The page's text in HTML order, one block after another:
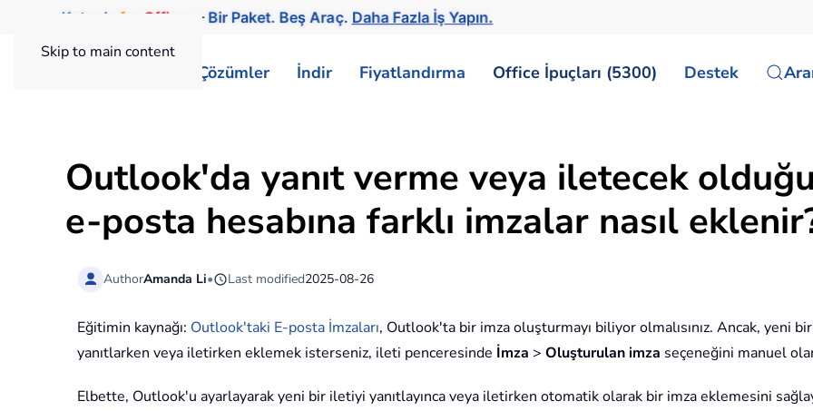
Skip to main content
Kutools for Office — Bir Paket. Beş Araç. Daha Fazla İş Yapın.
Çözümler İndir Fiyatlandırma Office İpuçları (5300) Destek
Outlook'da yanıt verme veya iletecek
e-posta hesabına farklı imzalar nasıl
AuthorAmanda Li• Last modified2025-08-26
Eğitimin kaynağı: Outlook'taki E-posta İmzaları, Outlook'ta bir imza oluşturmayı biliyor olmalısınız. Ancak, yeni
yanıtlarken veya iletirken eklemek isterseniz, ileti penceresinde İmza > Oluşturulan imza seçeneğini manuel
Elbette, Outlook'u ayarlayarak yeni bir iletiyi yanıtlayınca veya iletirken otomatik olarak bir imza eklemesini